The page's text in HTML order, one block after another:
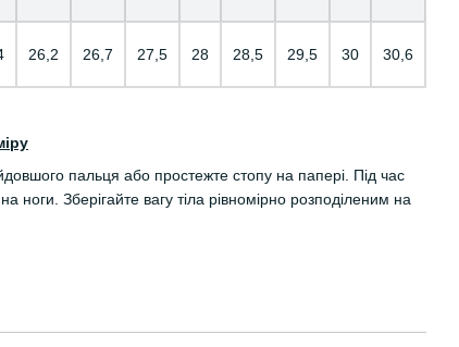
26,2 26,7 27,5 28 28,5 29,5 30 30,6
пальця або простежте стопу на папері. Під час
ноги. Зберігайте вагу тіла рівномірно розподіленим на